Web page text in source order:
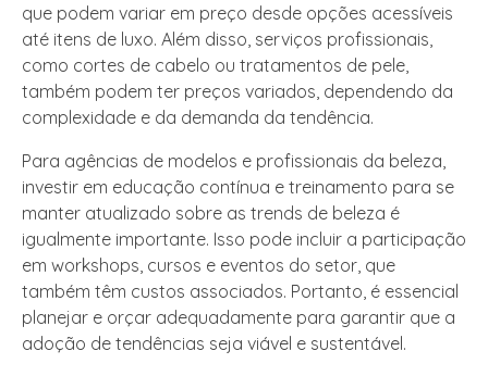
que podem variar em preço desde opções acessíveis
até itens de luxo. Além disso, serviços profissionais,
como cortes de cabelo ou tratamentos de pele,
também podem ter preços variados, dependendo da
complexidade e da demanda da tendência.
Para agências de modelos e profissionais da beleza,
investir em educação contínua e treinamento para se
manter atualizado sobre as trends de beleza é
igualmente importante. Isso pode incluir a participação
em workshops, cursos e eventos do setor, que
também têm custos associados. Portanto, é essencial
planejar e orçar adequadamente para garantir que a
adoção de tendências seja viável e sustentável.